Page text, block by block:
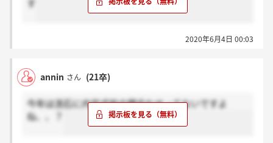
す
2020年6月4日 00:03
annin さん (21卒)
今年は流石に内定式前の顔合わせってないですよ
ね、、？